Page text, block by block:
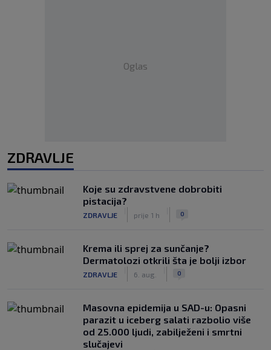
Oglas
ZDRAVLJE
Koje su zdravstvene dobrobiti
pistacija?
ZDRAVLJE prije 1 h 0
Krema ili sprej za sunčanje?
Dermatolozi otkrili šta je bolji izbor
ZDRAVLJE 6. aug. 0
Masovna epidemija u SAD-u: Opasni
parazit u iceberg salati razbolio više
od 25.000 ljudi, zabilježeni i smrtni
slučajevi